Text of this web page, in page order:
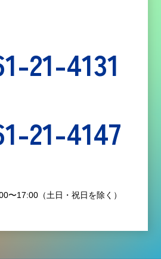
21-4131
21-4147
〜17:00（土日・祝日を除く）